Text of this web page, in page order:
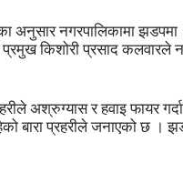
अनुसार नगरपालिकामा
किशोरी प्रसाद कलवारले
अश्रुग्यास र हवाइ फायर
बारा प्रहरीले जनाएको छ ।